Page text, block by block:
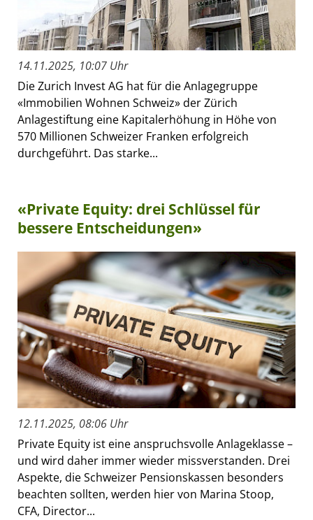
14.11.2025, 10:07 Uhr
Die Zurich Invest AG hat für die Anlagegruppe
«Immobilien Wohnen Schweiz» der Zürich
Anlagestiftung eine Kapitalerhöhung in Höhe von
570 Millionen Schweizer Franken erfolgreich
durchgeführt. Das starke...
«Private Equity: drei Schlüssel für
bessere Entscheidungen»
12.11.2025, 08:06 Uhr
Private Equity ist eine anspruchsvolle Anlageklasse –
und wird daher immer wieder missverstanden. Drei
Aspekte, die Schweizer Pensionskassen besonders
beachten sollten, werden hier von Marina Stoop,
CFA, Director...